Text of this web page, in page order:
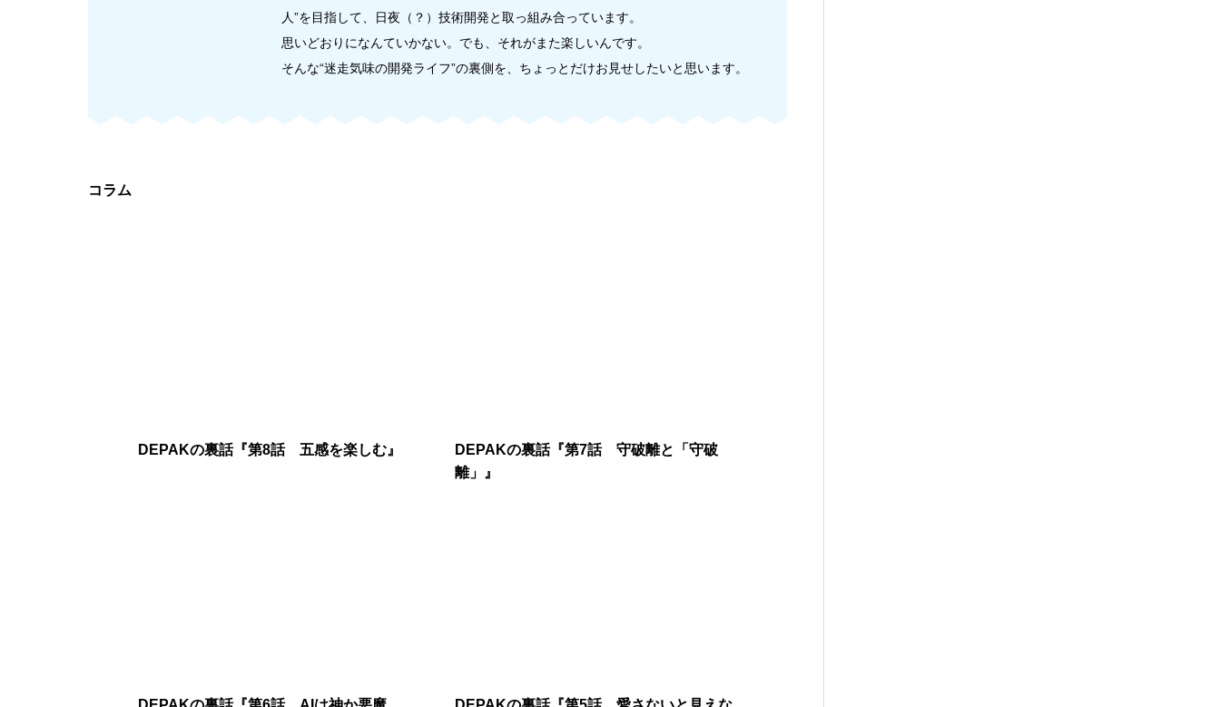
人”を目指して、日夜（？）技術開発と取っ組み合っています。
思いどおりになんていかない。でも、それがまた楽しいんです。
そんな“迷走気味の開発ライフ”の裏側を、ちょっとだけお見せしたいと思います。
コラム
DEPAKの裏話『第8話 五感を楽しむ』
DEPAKの裏話『第7話 守破離と「守破
離」』